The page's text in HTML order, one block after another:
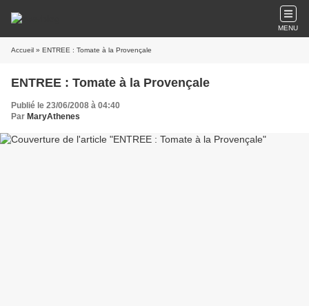
MENU
Accueil » ENTREE : Tomate à la Provençale
ENTREE : Tomate à la Provençale
Publié le 23/06/2008 à 04:40
Par MaryAthenes